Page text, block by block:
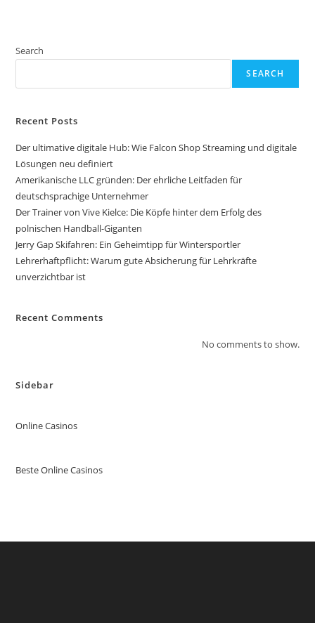
Search
SEARCH
Recent Posts
Der ultimative digitale Hub: Wie Falcon Shop Streaming und digitale
Lösungen neu definiert
Amerikanische LLC gründen: Der ehrliche Leitfaden für
deutschsprachige Unternehmer
Der Trainer von Vive Kielce: Die Köpfe hinter dem Erfolg des
polnischen Handball-Giganten
Jerry Gap Skifahren: Ein Geheimtipp für Wintersportler
Lehrerhaftpflicht: Warum gute Absicherung für Lehrkräfte
unverzichtbar ist
Recent Comments
No comments to show.
Sidebar
Online Casinos
Beste Online Casinos